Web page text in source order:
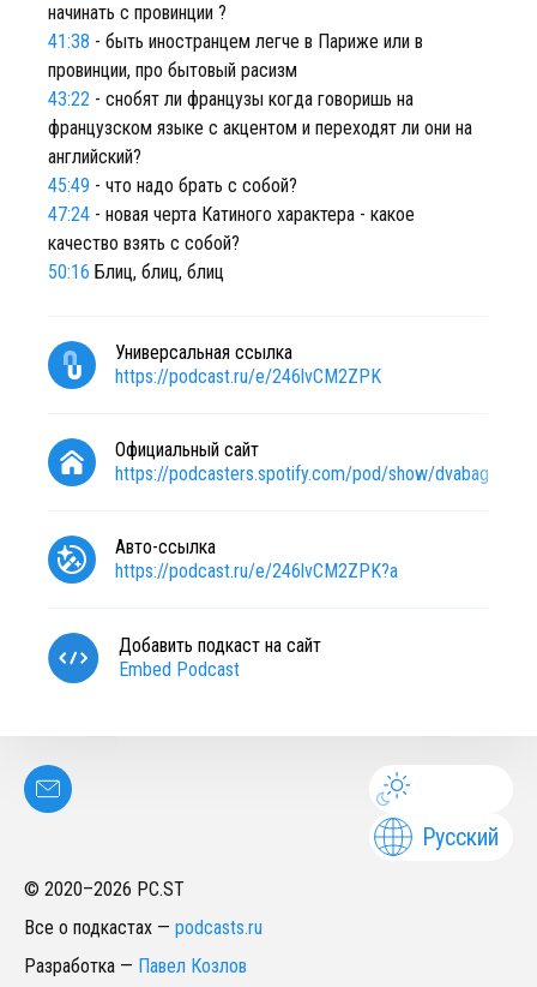
начинать с провинции ?
41:38 - быть иностранцем легче в Париже или в
провинции, про бытовый расизм
43:22 - снобят ли французы когда говоришь на
французском языке с акцентом и переходят ли они на
английский?
45:49 - что надо брать с собой?
47:24 - новая черта Катиного характера - какое
качество взять с собой?
50:16 Блиц, блиц, блиц
Универсальная ссылка
https://podcast.ru/e/246lvCM2ZPK
Официальный сайт
https://podcasters.spotify.com/pod/show/dvabageta
Авто-ссылка
https://podcast.ru/e/246lvCM2ZPK?a
Добавить подкаст на сайт
Embed Podcast
Русский
© 2020–2026 PC.ST
Все о подкастах — podcasts.ru
Разработка — Павел Козлов